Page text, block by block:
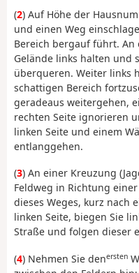
(2) Auf Höhe der
und einen Weg
Bereich bergauf führt.
Gelände links halten und
überqueren. Weiter links
schattigen Bereich
geradeaus weitergehen,
rechten Seite ignorieren
linken Seite und einem
entlanggehen.
(3) An einer Kreuzung
Feldweg in Richtung
dieses Weges, kurz nach
linken Seite, biegen Sie
Straße und folgen dieser
(4) Nehmen Sie denersten